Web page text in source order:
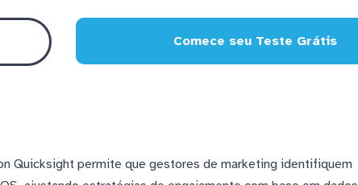
Comece seu Teste Grátis
Quicksight permite que gestores de marketing identifiquem